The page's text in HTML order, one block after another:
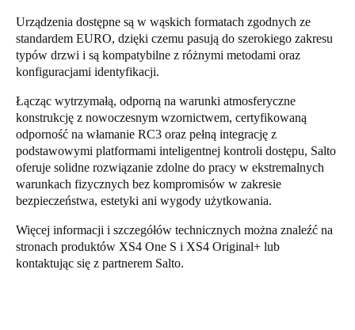
Urządzenia dostępne są w wąskich formatach zgodnych ze
standardem EURO, dzięki czemu pasują do szerokiego zakresu
typów drzwi i są kompatybilne z różnymi metodami oraz
konfiguracjami identyfikacji.
Łącząc wytrzymałą, odporną na warunki atmosferyczne
konstrukcję z nowoczesnym wzornictwem, certyfikowaną
odporność na włamanie RC3 oraz pełną integrację z
podstawowymi platformami inteligentnej kontroli dostępu, Salto
oferuje solidne rozwiązanie zdolne do pracy w ekstremalnych
warunkach fizycznych bez kompromisów w zakresie
bezpieczeństwa, estetyki ani wygody użytkowania.
Więcej informacji i szczegółów technicznych można znaleźć na
stronach produktów XS4 One S i XS4 Original+ lub
kontaktując się z partnerem Salto.